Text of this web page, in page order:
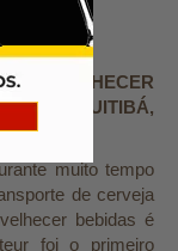
ENVELHECER
JEQUITIBÁ,
muito tempo
de cerveja
bebidas é
foi o primeiro